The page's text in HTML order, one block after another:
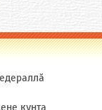
кунта